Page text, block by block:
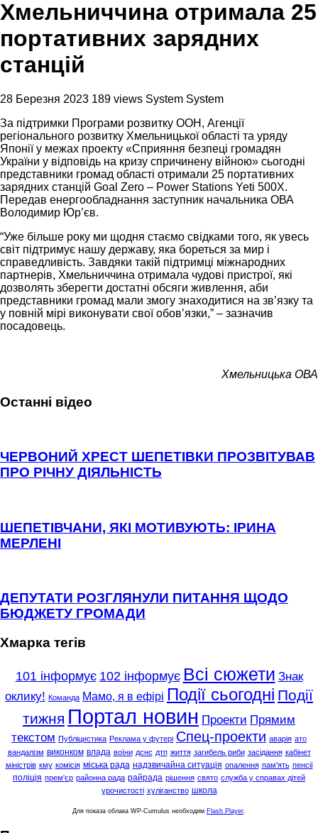
Хмельниччина отримала 25
портативних зарядних
станцій
28 Березня 2023 189 views System System
За підтримки Програми розвитку ООН, Агенції
регіонального розвитку Хмельницької області та уряду
Японії у межах проекту «Сприяння безпеці громадян
України у відповідь на кризу спричинену війною» сьогодні
представники громад області отримали 25 портативних
зарядних станцій Goal Zero – Power Stations Yeti 500X.
Передав енергообладнання заступник начальника ОВА
Володимир Юр’єв.
“Уже більше року ми щодня стаємо свідками того, як увесь
світ підтримує нашу державу, яка бореться за мир і
справедливість. Завдяки такій підтримці міжнародних
партнерів, Хмельниччина отримала чудові пристрої, які
дозволять зберегти достатні обсяги живлення, аби
представники громад мали змогу знаходитися на зв’язку та
у повній мірі виконувати свої обов’язки,” – зазначив
посадовець.
Хмельницька ОВА
Останні відео
ЧЕРВОНИЙ ХРЕСТ ШЕПЕТІВКИ ПРОЗВІТУВАВ
ПРО РІЧНУ ДІЯЛЬНІСТЬ
ШЕПЕТІВЧАНИ, ЯКІ МОТИВУЮТЬ: ІРИНА
МЕРЛЕНІ
ДЕПУТАТИ РОЗГЛЯНУЛИ ПИТАННЯ ЩОДО
БЮДЖЕТУ ГРОМАДИ
Хмарка тегів
101 інформує 102 інформує Всі сюжети Знак
оклику! Команда Мамо, я в ефірі Події сьогодні Події
тижня Портал новин Проекти Прямим
текстом Публіцистика Реклама у футері Спец-проекти аварія ато
вандалізм виконком влада воїни дснс дтп життя загибель риби засідання кабінет
міністрів кму комісія міська рада надзвичайна ситуація опалення пам'ять пенсії
поліція прем'єр районна рада райрада рішення свято служба у справах дітей
урочистості хуліганство школа
Для показа облака WP-Cumulus необходим Flash Player